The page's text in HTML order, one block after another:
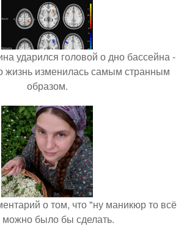
ударился головой о дно бассейна -
жизнь изменилась самым странным
образом.
о том, что "ну маникюр то всё
можно было бы сделать.